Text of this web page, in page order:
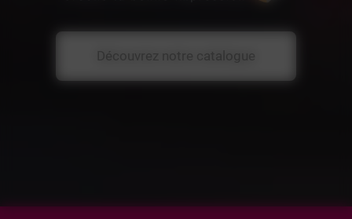
Découvrez notre catalogue